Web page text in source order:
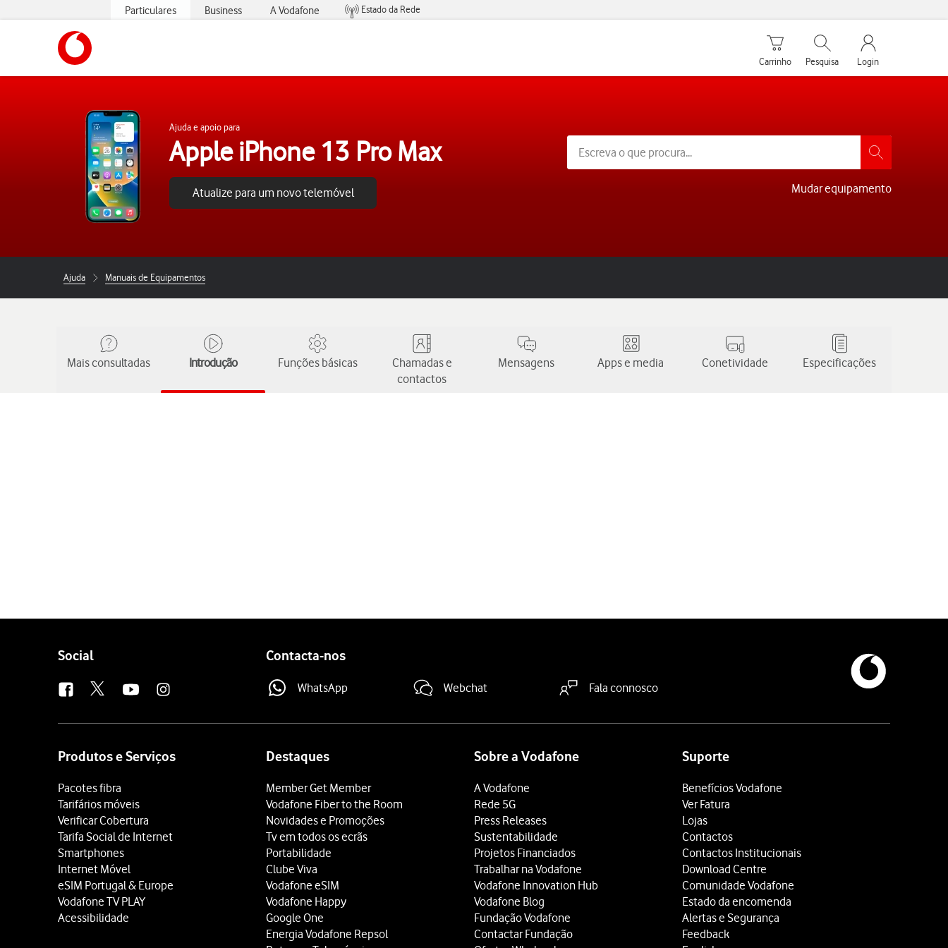
Particulares Business A Vodafone
Estado da Rede
Carrinho de compras
Carrinho
Pesquisar
Pesquisa
My Vodafone
Login
Ajuda e apoio para
Apple iPhone 13 Pro Max
Atualize para um novo telemóvel Mudar equipamento
Ajuda Manuais de Equipamentos
Mais consultadas Introdução Funções básicas
Chamadas e
contactos
Mensagens Apps e media Conetividade Especificações
Follow
Social Contacta-nos
WhatsApp Webchat Fala connosco
Produtos e Serviços
Pacotes fibra
Tarifários móveis
Verificar Cobertura
Tarifa Social de Internet
Smartphones
Internet Móvel
eSIM Portugal & Europe
Vodafone TV PLAY
Acessibilidade
Destaques
Member Get Member
Vodafone Fiber to the Room
Novidades e Promoções
Tv em todos os ecrãs
Portabilidade
Clube Viva
Vodafone eSIM
Vodafone Happy
Google One
Energia Vodafone Repsol
Sobre a Vodafone
A Vodafone
Rede 5G
Press Releases
Sustentabilidade
Projetos Financiados
Trabalhar na Vodafone
Vodafone Innovation Hub
Vodafone Blog
Fundação Vodafone
Contactar Fundação
Suporte
Benefícios Vodafone
Ver Fatura
Lojas
Contactos
Contactos Institucionais
Download Centre
Comunidade Vodafone
Estado da encomenda
Alertas e Segurança
Feedback